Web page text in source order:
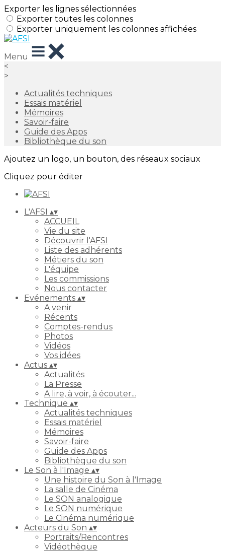
Exporter les lignes sélectionnées
Exporter toutes les colonnes
Exporter uniquement les colonnes affichées
Menu
<
>
Actualités techniques
Essais matériel
Mémoires
Savoir-faire
Guide des Apps
Bibliothèque du son
Ajoutez un logo, un bouton, des réseaux sociaux
Cliquez pour éditer
L'AFSI ▴▾
ACCUEIL
Vie du site
Découvrir l'AFSI
Liste des adhérents
Métiers du son
L'équipe
Les commissions
Nous contacter
Evénements ▴▾
A venir
Récents
Comptes-rendus
Photos
Vidéos
Vos idées
Actus ▴▾
Actualités
La Presse
A lire, à voir, à écouter...
Technique ▴▾
Actualités techniques
Essais matériel
Mémoires
Savoir-faire
Guide des Apps
Bibliothèque du son
Le Son à l'Image ▴▾
Une histoire du Son à l'Image
La salle de Cinéma
Le SON analogique
Le SON numérique
Le Cinéma numérique
Acteurs du Son ▴▾
Portraits/Rencontres
Vidéothèque